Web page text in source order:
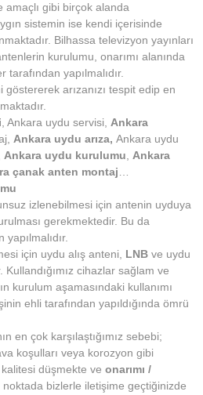
amaçlı gibi birçok alanda
sistemin ise kendi içerisinde
Bilhassa televizyon yayınları
kurulumu, onarımı alanında
tarafından yapılmalıdır.
arızanızı tespit edip en
, Ankara uydu servisi, Ankara
Ankara uydu arıza, Ankara uydu
Ankara uydu kurulumu, Ankara
çanak anten montaj…
izlenebilmesi için antenin uyduya
gerekmektedir. Bu da
için uydu alış anteni, LNB ve uydu
Kullandığımız cihazlar sağlam ve
kurulum aşamasındaki kullanımı
ehli tarafından yapıldığında ömrü
en çok karşılaştığımız sebebi;
koşulları veya korozyon gibi
düşmekte ve onarımı /
bizlerle iletişime geçtiğinizde